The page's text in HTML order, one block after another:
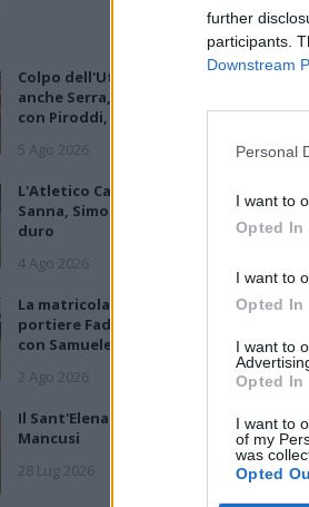
further
participants.
Downstream
Personal
I want to
Opted In
I want to
Opted In
I want to
Opted In
I want to
of my
was
Opted
Colpo dell'Uta con Pisano e arriva
anche Serra, tripletta Cus Cagliari
con Piroddi, Angiargia e Nenna
5 Ago 2026
L'Atletico Cagliari di Saba prende
Sanna, Simoni e mantiene lo zoccolo
duro
4 Ago 2026
La matricola Macomer prende il
portiere Fadda, altro colpo Coghinas
con Samuele Pinna
2 Ago 2026
Il Sant'Elena si riprende il difensore
Mancusi
28 Lug 2026